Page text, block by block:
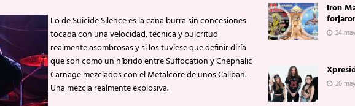
Lo de Suicide Silence es la caña burra sin concesiones
tocada con una velocidad, técnica y pulcritud
realmente asombrosas y si los tuviese que definir diría
que son como un híbrido entre Suffocation y Chephalic
Carnage mezclados con el Metalcore de unos Caliban.
Una mezcla realmente explosiva.
Iron
24
20